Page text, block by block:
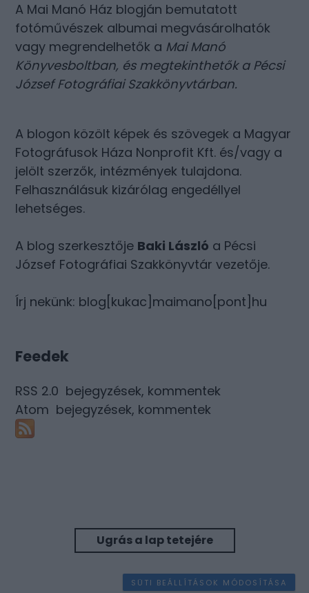
A Mai Manó Ház blogján bemutatott
fotóművészek albumai megvásárolhatók
vagy megrendelhetők a Mai Manó
Könyvesboltban, és megtekinthetők a Pécsi
József Fotográfiai Szakkönyvtárban.
A blogon közölt képek és szövegek a Magyar
Fotográfusok Háza Nonprofit Kft. és/vagy a
jelölt szerzők, intézmények tulajdona.
Felhasználásuk kizárólag engedéllyel
lehetséges.
A blog szerkesztője Baki László a Pécsi
József Fotográfiai Szakkönyvtár vezetője.
Írj nekünk: blog[kukac]maimano[pont]hu
Feedek
RSS 2.0 bejegyzések, kommentek
Atom bejegyzések, kommentek
Ugrás a lap tetejére
SÜTI BEÁLLÍTÁSOK MÓDOSÍTÁSA